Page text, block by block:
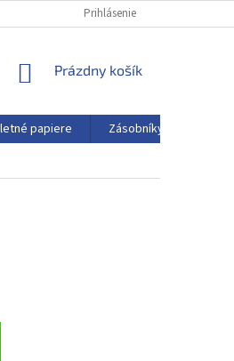
Prihlásenie
NÁKUPNÝ
Prázdny košík
papiere
Zásobníky a dávkovače